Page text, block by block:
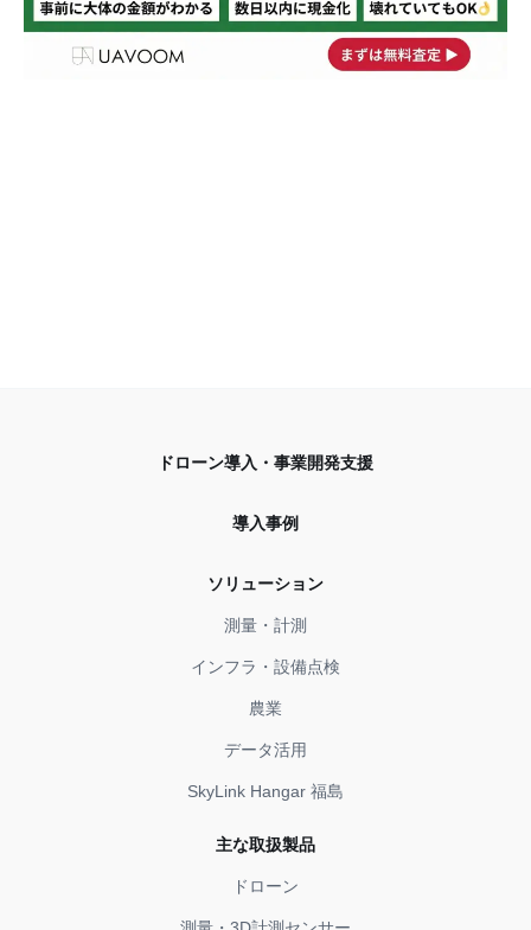
ドローン導入・事業開発支援
導入事例
ソリューション
測量・計測
インフラ・設備点検
農業
データ活用
SkyLink Hangar 福島
主な取扱製品
ドローン